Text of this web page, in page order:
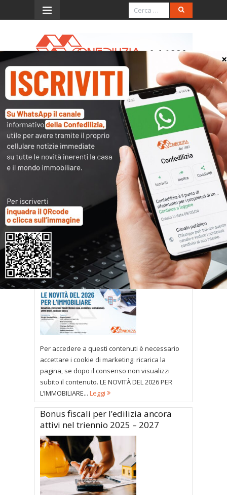
Menu
Legge di Bilancio 2026
Sul Supplemento Ordinario n. 42/L alla
Gazzetta Ufficiale n. 301 del 30.12. 2025, è stata
pubblicata la legge 30.12.2025, n. 199,
contenente la manovra di bilancio per l’anno
2026 (“Bilancio...
Leggi
Le novità del 2026 per l’immobiliare
Per accedere a questi contenuti è necessario
accettare i cookie di marketing: ricarica la
pagina, se dopo il consenso non visualizzi
subito il contenuto. LE NOVITÀ DEL 2026 PER
L’IMMOBILIARE... Leggi
Bonus fiscali per l’edilizia ancora
attivi nel triennio 2025 – 2027